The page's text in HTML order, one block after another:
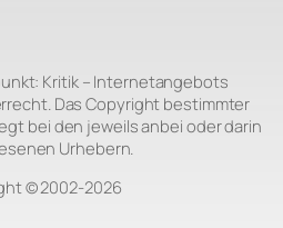
Kritik – Internetangebots
Das Copyright bestimmter
bei den jeweils anbei oder darin
Urhebern.
© 2002‑2026